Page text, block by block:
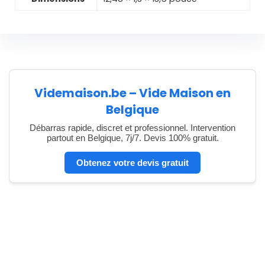
Videmaison.be – Vide Maison en
Belgique
Débarras rapide, discret et professionnel. Intervention
partout en Belgique, 7j/7. Devis 100% gratuit.
Obtenez votre devis gratuit